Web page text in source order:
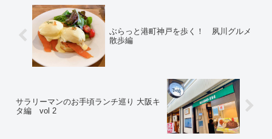
ぶらっと港町神戸を歩く！ 夙川グルメ
散歩編
サラリーマンのお手頃ランチ巡り 大阪キ
タ編 vol 2